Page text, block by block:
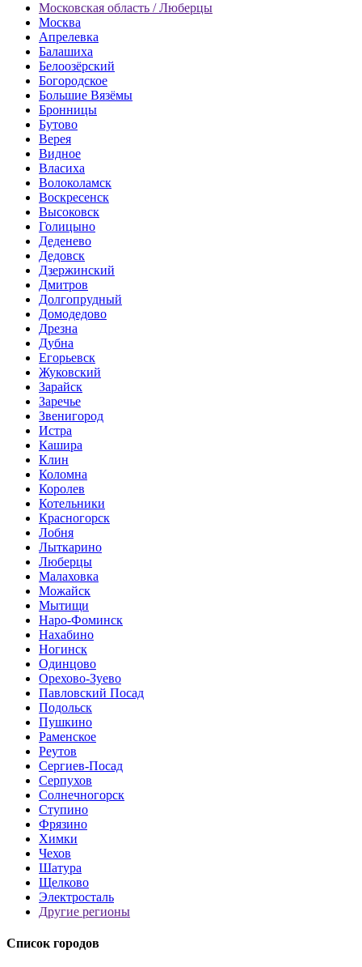
Московская область / Люберцы
Москва
Апрелевка
Балашиха
Белоозёрский
Богородское
Большие Вязёмы
Бронницы
Бутово
Верея
Видное
Власиха
Волоколамск
Воскресенск
Высоковск
Голицыно
Деденево
Дедовск
Дзержинский
Дмитров
Долгопрудный
Домодедово
Дрезна
Дубна
Егорьевск
Жуковский
Зарайск
Заречье
Звенигород
Истра
Кашира
Клин
Коломна
Королев
Котельники
Красногорск
Лобня
Лыткарино
Люберцы
Малаховка
Можайск
Мытищи
Наро-Фоминск
Нахабино
Ногинск
Одинцово
Орехово-Зуево
Павловский Посад
Подольск
Пушкино
Раменское
Реутов
Сергиев-Посад
Серпухов
Солнечногорск
Ступино
Фрязино
Химки
Чехов
Шатура
Щелково
Электросталь
Другие регионы
Список городов